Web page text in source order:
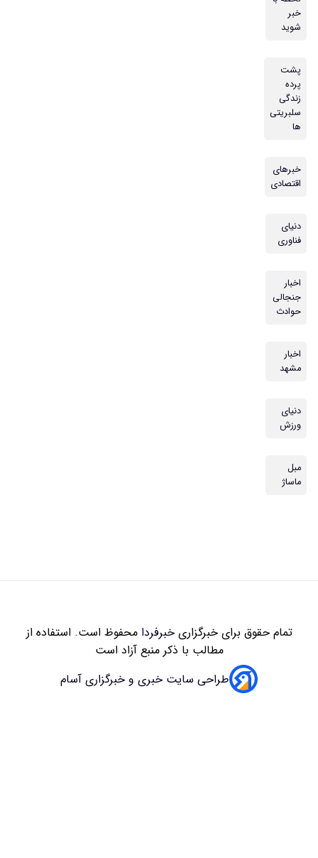
خبرفردامحفوظ است. استفاده از
با ذکر منبع آزاد است
خبری و خبرگزاری آسام